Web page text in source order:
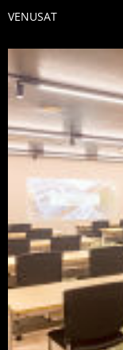
VENUSAT